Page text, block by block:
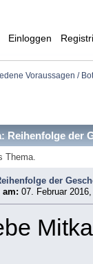
Einloggen
Voraussagen /
Reihenfolge der
Thema.
der
am: 07. Februar